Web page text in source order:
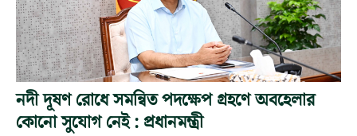
নদী দূষণ রোধে সমন্বিত পদক্ষেপ গ্রহণে অবহেলার
কোনো সুযোগ নেই : প্রধানমন্ত্রী